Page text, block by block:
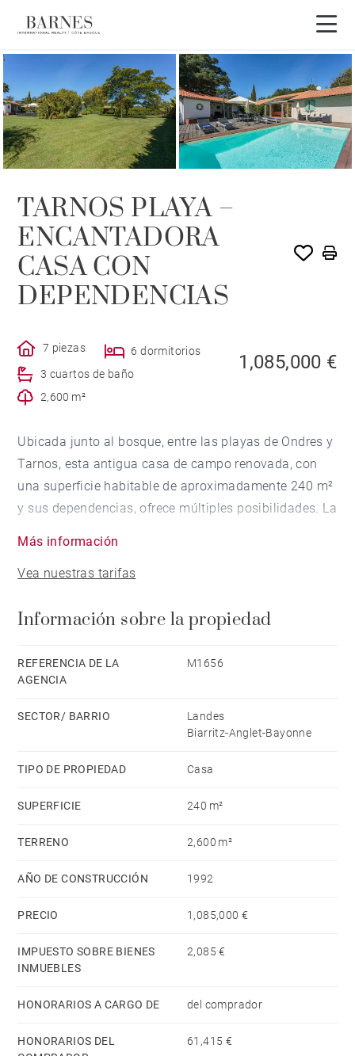
TARNOS PLAYA –
ENCANTADORA
CASA CON
DEPENDENCIAS
7 piezas
6 dormitorios
3 cuartos de baño
2,600 m²
1,085,000 €
Ubicada junto al bosque, entre las playas de Ondres y
Tarnos, esta antigua casa de campo renovada, con
una superficie habitable de aproximadamente 240 m²
y sus dependencias, ofrece múltiples posibilidades. La
m², se encuentra en una zona tranquila, sin ningún
despacho. Piscina, box para caballos y 2 garajes.
Comercios, escuelas y acceso a la autopista están
cerca. Bayona (y su estación de tren de alta
velocidad) se encuentra a 10 minutos, y Biarritz y su
Más información
Vea nuestras tarifas
Información sobre la propiedad
REFERENCIA DE LA
AGENCIA
M1656
SECTOR/ BARRIO
Landes
Biarritz-Anglet-Bayonne
TIPO DE PROPIEDAD Casa
SUPERFICIE 240 m²
TERRENO 2,600 m²
AÑO DE CONSTRUCCIÓN 1992
PRECIO 1,085,000 €
IMPUESTO SOBRE BIENES
INMUEBLES
2,085 €
HONORARIOS A CARGO DE del comprador
HONORARIOS DEL
61,415 €